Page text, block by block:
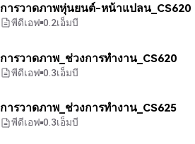
การวาดภาพหุ่นยนต์-หน้าแปลน_CS620
พีดีเอฟ 0.2เอ็มบี
การวาดภาพ_ช่วงการทำงาน_CS620
พีดีเอฟ 0.3เอ็มบี
การวาดภาพ_ช่วงการทำงาน_CS625
พีดีเอฟ 0.3เอ็มบี